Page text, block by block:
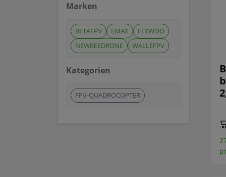
Marken
BETAFPV EMAX
FLYWOO
NEWBEEDRONE
WALLEFPV
Kategorien
FPV-QUADROCOPTER